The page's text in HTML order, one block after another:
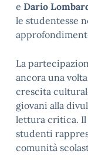
e Dario
le studentesse
La
ancora una
crescita
giovani alla
lettura critica. Il
studenti
comunità